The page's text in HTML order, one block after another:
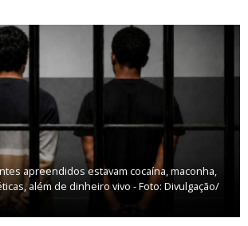
apreendidos estavam cocaína, maconha,
além de dinheiro vivo - Foto: Divulgação/